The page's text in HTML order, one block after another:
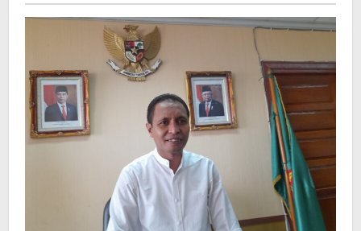
Peraturan
Gubernur